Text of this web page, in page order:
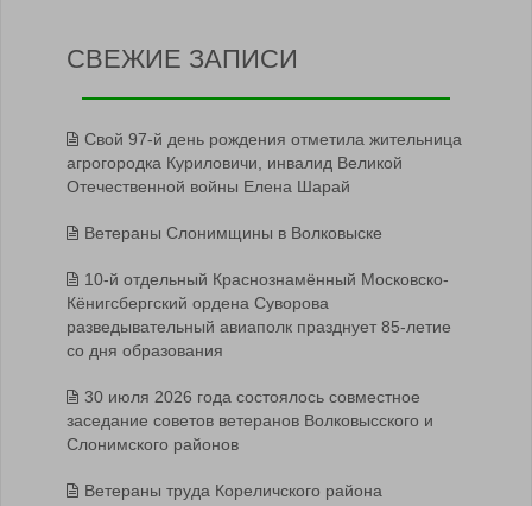
СВЕЖИЕ ЗАПИСИ
Свой 97-й день рождения отметила жительница
агрогородка Куриловичи, инвалид Великой
Отечественной войны Елена Шарай
Ветераны Слонимщины в Волковыске
10-й отдельный Краснознамённый Московско-
Кёнигсбергский ордена Суворова
разведывательный авиаполк празднует 85-летие
со дня образования
30 июля 2026 года состоялось совместное
заседание советов ветеранов Волковысского и
Слонимского районов
Ветераны труда Кореличского района